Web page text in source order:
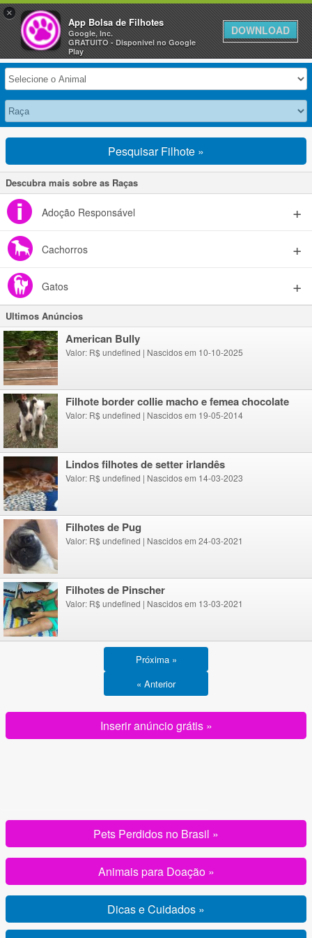
Anuncie Grátis »
Selecione seu Animal
Pesquisar Filhote »
Descubra mais sobre as Raças
Adoção Responsável
Cachorros
Gatos
Ultimos Anúncios
American Bully
Valor: R$ undefined | Nascidos em 10-10-2025
Filhote border collie macho e femea chocolate
Valor: R$ undefined | Nascidos em 19-05-2014
lindos filhotes de setter irlandês
Valor: R$ undefined | Nascidos em 14-03-2023
Filhotes de Pug
Valor: R$ undefined | Nascidos em 24-03-2021
Filhotes de Pinscher
Valor: R$ undefined | Nascidos em 13-03-2021
Próxima »
« Anterior
Inserir anúncio grátis »
Pets Perdidos no Brasil »
Animais para Doação »
Dicas e Cuidados »
×
App Bolsa de Filhotes
Google, Inc.
GRATUITO - Disponivel no Google
Play
DOWNLOAD